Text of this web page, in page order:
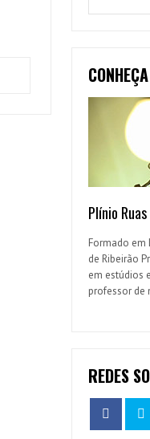
Plínio Ruas
Formado em
de Ribeirão
em estúdios
professor de
REDES